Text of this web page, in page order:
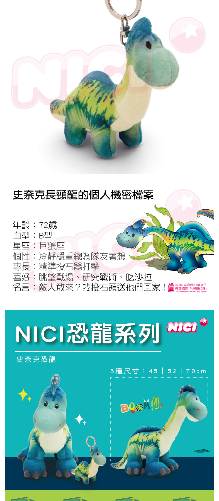
２．訂單成立數日內，您將收到繳費通知簡訊。
３．收到繳費通知簡訊後14天內，點擊此簡訊中的連結，可透過四大超商／
ATM／網路銀行／等多元方式進行付款，方視為交易完成。
※ 請注意：結帳手續完成當下不需立刻繳費，但若您需要取消訂單，請聯絡
購買商品的店家。未經商家同意取消之訂單仍視為有效，需透過AFTEE先享
※ 交易是否成功請以「AFTEE先享後付 」之結帳頁面顯示為準，若有關於
是否繳費成功／繳費後需取消欲退款等相關疑問，請聯繫「AFTEE先享後付
https://netprotections.freshdesk.com/support/home
【注意事項】
１．透過由恩沛科技股份有限公司提供之「AFTEE先享後付」服務完成之交
易，需依本服務之必要範圍內提供個人資料，並將交易相關給付款項請求債
權轉讓予恩沛科技股份有限公司。
２．關於個人資料處理事宜，請瀏覽以下網址：
https://aftee.tw/terms/#terms3
３．未成年的使用者請事先徵得法定代理人或監護人之同意方可使用
「AFTEE先享後付」，若未經同意申辦者引起之損失，本公司不負相關責
４．使用「AFTEE先享後付」時，將依據個別帳號之用戶狀況，依本公司即
請求用戶進行身份認證。
５．嚴禁一人註冊多個帳號或使用他人資訊註冊。若發現惡意使用之情形，
恩沛科技股份有限公司將有權停止該用戶之使用額度並採取法律行動。
每筆NT$100，滿NT$490(含以上)免運費
每筆NT$100，滿NT$990(含以上)免運費
海外國家